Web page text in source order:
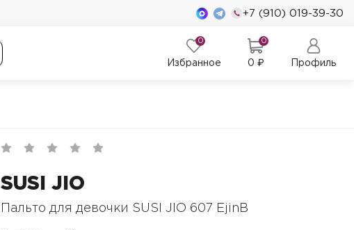
+7 (910) 019-39-30
0
Избранное
0
0 ₽ Профиль
SUSI JIO
Пальто для девочки SUSI JIO 607 EjinB